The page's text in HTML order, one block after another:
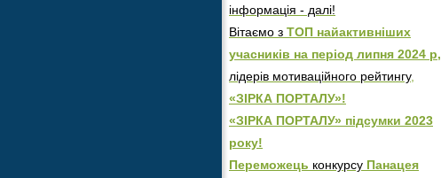
інформація - далі!
Вітаємо з ТОП найактивніших
учасників на період липня 2024 р,
лідерів мотиваційного рейтингу,
«ЗІРКА ПОРТАЛУ»!
«ЗІРКА ПОРТАЛУ» підсумки 2023
року!
Переможець конкурсу Панацея